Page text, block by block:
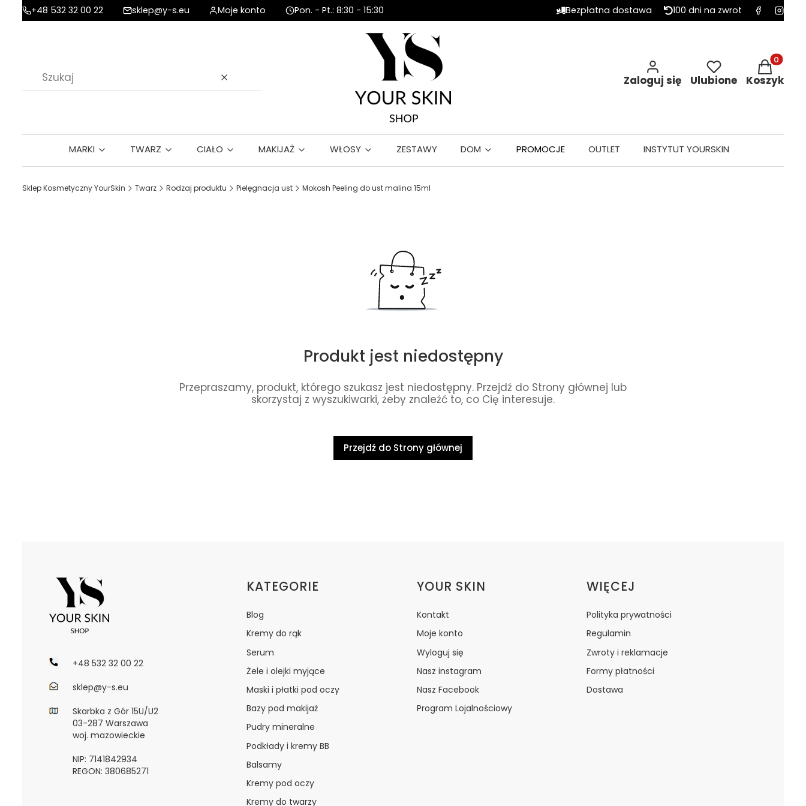
+48 532 32 00 22 sklep@y-s.eu Moje konto Pon. - Pt.: 8:30 - 15:30 Bezpłatna dostawa 100 dni na zwrot
Wyczyść Zaloguj się Ulubione
Produkty
Koszyk
MARKI TWARZ CIAŁO MAKIJAŻ WŁOSY ZESTAWY DOM PROMOCJE OUTLET INSTYTUT YOURSKIN
Sklep Kosmetyczny YourSkin Twarz Rodzaj produktu Pielęgnacja ust Mokosh Peeling do ust malina 15ml
Produkt jest niedostępny
Przepraszamy, produkt, którego szukasz jest niedostępny. Przejdź do Strony głównej lub
skorzystaj z wyszukiwarki, żeby znaleźć to, co Cię interesuje.
Przejdź do Strony głównej
+48 532 32 00 22
sklep@y-s.eu
Skarbka z Gór 15U/U2
03-287 Warszawa
woj. mazowieckie
NIP: 7141842934
REGON: 380685271
Linki w stopce
KATEGORIE
Blog
Kremy do rąk
Serum
Żele i olejki myjące
Maski i płatki pod oczy
Bazy pod makijaż
Pudry mineralne
Podkłady i kremy BB
Balsamy
Kremy pod oczy
Kremy do twarzy
YOUR SKIN
Kontakt
Moje konto
Wyloguj się
Nasz instagram
Nasz Facebook
Program Lojalnościowy
WIĘCEJ
Polityka prywatności
Regulamin
Zwroty i reklamacje
Formy płatności
Dostawa